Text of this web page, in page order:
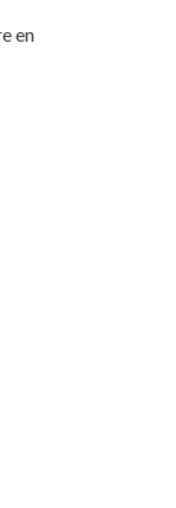
en